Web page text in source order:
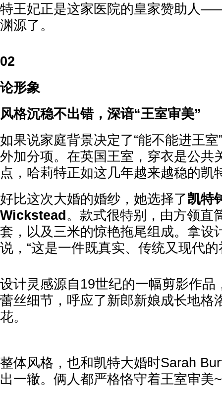
特王妃正是这家医院的皇家赞助人
渊源了。
02
论形象
风格沉稳不出错，深谙“王室审美”
如果说家庭背景决定了“能不能进王
外加分项。在英国王室，穿衣是公共
点，哈莉特正如这几年越来越稳的凯
好比这次大婚的婚纱，她选择了凯特
Wickstead 。款式很特别，由方领直
套，以及三米的惊艳拖尾组成。拿设
说，“这是一件既真实、传统又现代的
设计灵感源自19世纪的一幅剪影作品
蕾丝细节，呼应了新郎新娘成长地格
花。
整体风格，也和凯特大婚时Sarah
出一辙。俩人都严格恪守着王室审美~